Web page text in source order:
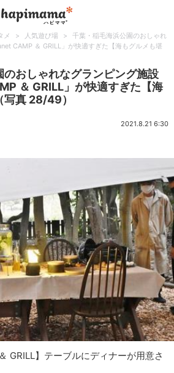
メ > 人気遊び場 >
千葉・稲毛海浜公園のおしゃれ
CAMP ＆ GRILL」が快適すぎた【海もグルメも堪
おしゃれなグランピング施設
＆ GRILL」が快適すぎた【海
写真 28/49）
2021.8.21 6:30
GRILL】テーブルにディナーが用意さ